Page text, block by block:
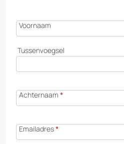
Voornaam
Tussenvoegsel
Achternaam *
Emailadres*